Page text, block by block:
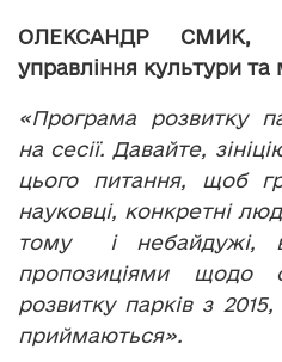
ОЛЕКСАНДР СМИК,
управління культури та
«Програма розвитку
на сесії. Давайте,
цього питання, щоб
науковці, конкретні
тому і небайдужі,
пропозиціями щодо
розвитку парків з
приймаються».